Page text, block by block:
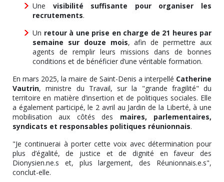
Une visibilité suffisante pour organiser les
recrutements.
Un retour à une prise en charge de 21 heures par
semaine sur douze mois, afin de permettre aux
agents de remplir leurs missions dans de bonnes
conditions et de bénéficier d’une véritable formation.
En mars 2025, la maire de Saint-Denis a interpellé Catherine
Vautrin, ministre du Travail, sur la "grande fragilité" du
territoire en matière d’insertion et de politiques sociales. Elle
a également participé, le 2 avril au Jardin de la Liberté, à une
mobilisation aux côtés des maires, parlementaires,
syndicats et responsables politiques réunionnais.
"Je continuerai à porter cette voix avec détermination pour
plus d’égalité, de justice et de dignité en faveur des
Dionysien.ne.s et, plus largement, des Réunionnais.e.s",
conclut-elle.